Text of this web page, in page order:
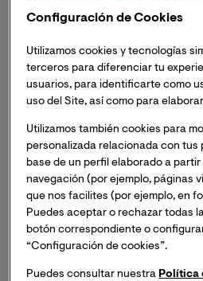
¿Qué es PMP?
lo tanto, la certificación PMP
interesar a toda persona que
proyecto. Para obtenerla hay
que proporciona el Project
(PMI). Se trata de una prueba
saben qué es PMP tienen
puntos fuertes, ya que es
mundo como un estándar de
Configuración de Cookies
Utilizamos cookies y tecnologías
terceros para diferenciar tu
usuarios, para identificarte como
uso del Site, así como para
Utilizamos también cookies para
personalizada relacionada con tus
base de un perfil elaborado a
navegación (por ejemplo, páginas
que nos facilites (por ejemplo, en
Puedes aceptar o rechazar todas
botón correspondiente o
“Configuración de cookies”.
Puedes consultar nuestra Política